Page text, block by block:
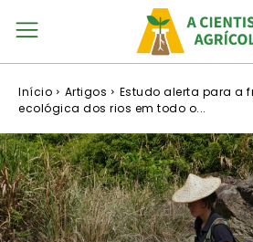
Início Artigos
Estudo alerta para a
ecológica dos rios em todo o...